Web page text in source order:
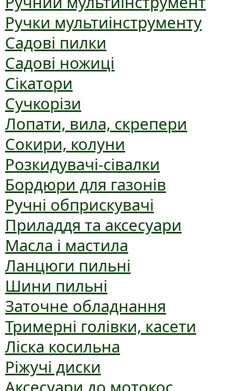
Ручки мультиінструменту
Садові пилки
Садові ножиці
Сікатори
Сучкорізи
Лопати, вила, скрепери
Сокири, колуни
Розкидувачі-сівалки
Бордюри для газонів
Ручні обприскувачі
Приладдя та аксесуари
Масла і мастила
Ланцюги пильні
Шини пильні
Заточне обладнання
Тримерні голівки, касети
Ліска косильна
Ріжучі диски